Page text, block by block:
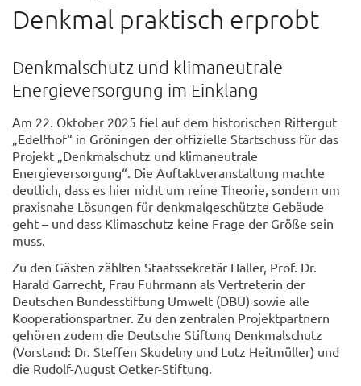
Denkmal praktisch erprobt
Denkmalschutz und klimaneutrale
Energieversorgung im Einklang
Am 22. Oktober 2025 fiel auf dem historischen Rittergut
„Edelfhof“ in Gröningen der offizielle Startschuss für das
Projekt „Denkmalschutz und klimaneutrale
Energieversorgung“. Die Auftaktveranstaltung machte
deutlich, dass es hier nicht um reine Theorie, sondern um
praxisnahe Lösungen für denkmalgeschützte Gebäude
geht – und dass Klimaschutz keine Frage der Größe sein
muss.
Zu den Gästen zählten Staatssekretär Haller, Prof. Dr.
Harald Garrecht, Frau Fuhrmann als Vertreterin der
Deutschen Bundesstiftung Umwelt (DBU) sowie alle
Kooperationspartner. Zu den zentralen Projektpartnern
gehören zudem die Deutsche Stiftung Denkmalschutz
(Vorstand: Dr. Steffen Skudelny und Lutz Heitmüller) und
die Rudolf-August Oetker-Stiftung.